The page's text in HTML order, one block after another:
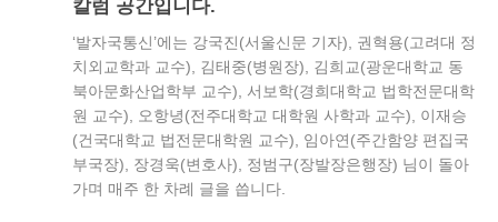
칼럼 공간입니다.
‘발자국통신’에는 강국진(서울신문 기자), 권혁용(고려대 정
치외교학과 교수), 김태중(병원장), 김희교(광운대학교 동
북아문화산업학부 교수), 서보학(경희대학교 법학전문대학
원 교수), 오항녕(전주대학교 대학원 사학과 교수), 이재승
(건국대학교 법전문대학원 교수), 임아연(주간함양 편집국
부국장), 장경욱(변호사), 정범구(장발장은행장) 님이 돌아
가며 매주 한 차례 글을 씁니다.